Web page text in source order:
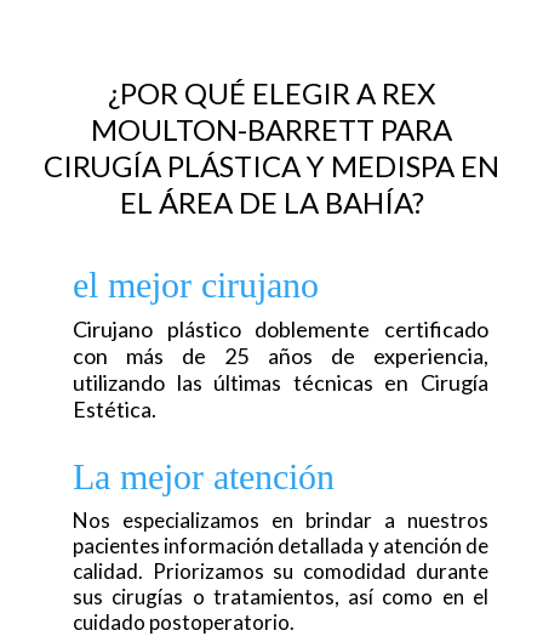
¿POR QUÉ ELEGIR A REX
MOULTON-BARRETT PARA
CIRUGÍA PLÁSTICA Y MEDISPA EN
EL ÁREA DE LA BAHÍA?
el mejor cirujano
Cirujano plástico doblemente certificado
con más de 25 años de experiencia,
utilizando las últimas técnicas en Cirugía
Estética.
La mejor atención
Nos especializamos en brindar a nuestros
pacientes información detallada y atención de
calidad. Priorizamos su comodidad durante
sus cirugías o tratamientos, así como en el
cuidado postoperatorio.